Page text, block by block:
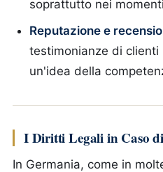
soprattutto nei
Reputazione e
testimonianze di clienti
un'idea della
I Diritti Legali in Caso
In Germania, come in